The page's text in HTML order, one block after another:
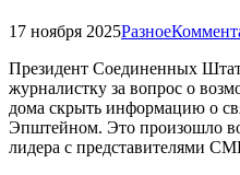
17 ноября 2025Разное
Президент Соединенных
журналистку за вопрос о
дома скрыть информацию о
Эпштейном. Это произошло
лидера с представителями